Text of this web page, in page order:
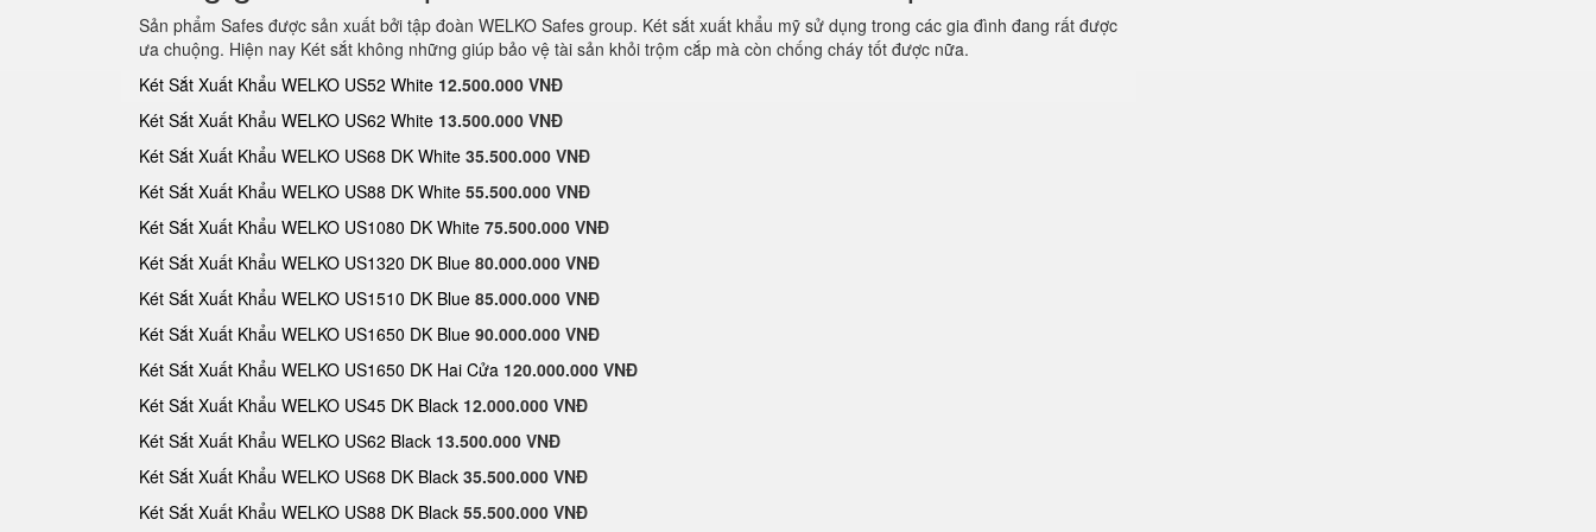
Sản phẩm Safes được sản xuất bởi tập đoàn WELKO Safes group. Két sắt xuất khẩu mỹ sử dụng trong các gia đình đang rất được
ưa chuộng. Hiện nay Két sắt không những giúp bảo vệ tài sản khỏi trộm cắp mà còn chống cháy tốt được nữa.
Két Sắt Xuất Khẩu WELKO US52 White 12.500.000 VNĐ
Két Sắt Xuất Khẩu WELKO US62 White 13.500.000 VNĐ
Két Sắt Xuất Khẩu WELKO US68 DK White 35.500.000 VNĐ
Két Sắt Xuất Khẩu WELKO US88 DK White 55.500.000 VNĐ
Két Sắt Xuất Khẩu WELKO US1080 DK White 75.500.000 VNĐ
Két Sắt Xuất Khẩu WELKO US1320 DK Blue 80.000.000 VNĐ
Két Sắt Xuất Khẩu WELKO US1510 DK Blue 85.000.000 VNĐ
Két Sắt Xuất Khẩu WELKO US1650 DK Blue 90.000.000 VNĐ
Két Sắt Xuất Khẩu WELKO US1650 DK Hai Cửa 120.000.000 VNĐ
Két Sắt Xuất Khẩu WELKO US45 DK Black 12.000.000 VNĐ
Két Sắt Xuất Khẩu WELKO US62 Black 13.500.000 VNĐ
Két Sắt Xuất Khẩu WELKO US68 DK Black 35.500.000 VNĐ
Két Sắt Xuất Khẩu WELKO US88 DK Black 55.500.000 VNĐ